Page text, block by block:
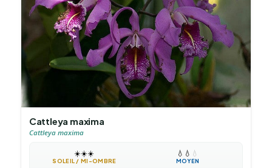
Cattleya maxima
Cattleya maxima
☀️☀️☀️
SOLEIL / MI-OMBRE
💧 💧 💧
MOYEN